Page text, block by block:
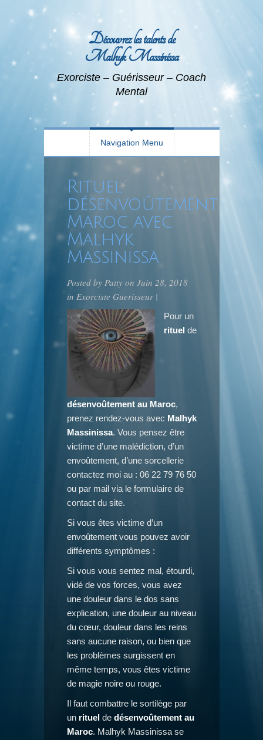
Découvrez les talents de
Malhyk Massinissa
Exorciste – Guérisseur – Coach
Mental
Navigation Menu
Rituel
désenvoûtement
Maroc avec
Malhyk
Massinissa
Posted by Pattyon Juin 28, 2018
in Exorciste Guerisseur|
Pour un
rituel de
désenvoûtement au Maroc,
prenez rendez-vous avec Malhyk
Massinissa. Vous pensez être
victime d’une malédiction, d’un
envoûtement, d’une sorcellerie
contactez moi au : 06 22 79 76 50
ou par mail via le formulaire de
contact du site.
Si vous êtes victime d’un
envoûtement vous pouvez avoir
différents symptômes :
Si vous vous sentez mal, étourdi,
vidé de vos forces, vous avez
une douleur dans le dos sans
explication, une douleur au niveau
du cœur, douleur dans les reins
sans aucune raison, ou bien que
les problèmes surgissent en
même temps, vous êtes victime
de magie noire ou rouge.
Il faut combattre le sortilège par
un rituel dedésenvoûtement au
Maroc. Malhyk Massinissa se